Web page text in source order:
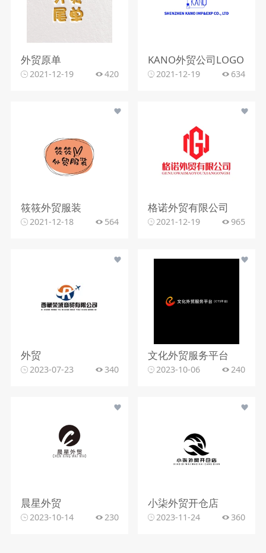
外贸原单
2021-12-19 420
KANO外贸公司LOGO
2021-12-19 634
筱筱外贸服装
2021-12-18 564
格诺外贸有限公司
2021-12-19 965
外贸
2023-07-23 340
文化外贸服务平台
2023-10-06 240
晨星外贸
2023-10-14 230
小柒外贸开仓店
2023-11-24 360